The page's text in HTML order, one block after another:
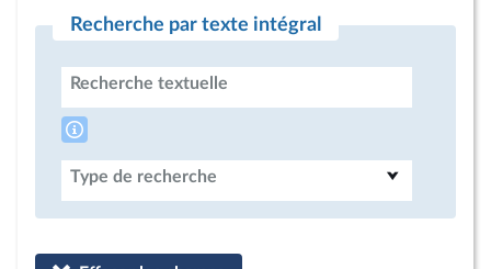
Recherche par texte intégral
Recherche textuelle
Type de recherche